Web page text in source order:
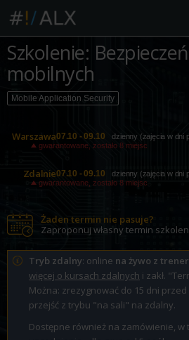
Szkolenie:
mobilnych
Mobile Application Security
Warszawa07.10 - 09.10
dzienny (zajęcia w dni
gwarantowane, zostało 8 miejsc
Zdalnie07.10 - 09.10
dzienny (zajęcia w dni
gwarantowane, zostało 8 miejsc
Żaden termin nie pasuje?
Zaproponuj własny termin
Tryb zdalny: online na żywo z
więcej o kursach zdalnych i zakł.
Można: zrezygnować do 15 dni
przejść z trybu "na sali" na zdalny.
Dostępne również na zamówienie, w